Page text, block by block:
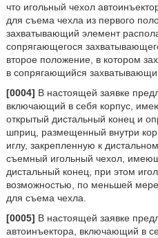
что игольный чехол
для съема чехла из первого
захватывающий элемент
сопрягающегося
второе положение, в котором
в сопрягающийся
[0004] В настоящей заявке
включающий в себя корпус,
открытый дистальный конец и
шприц, размещенный внутри
иглу, закрепленную к
съемный игольный чехол,
дистальный конец, при этом
возможностью, по меньшей
для съема чехла.
[0005] В настоящей заявке
автоинъектора, включающий в